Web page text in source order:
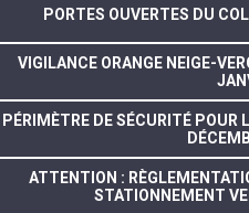
PORTES OUVERTES DU
VIGILANCE ORANGE NEIGE-
PÉRIMÈTRE DE SÉCURITÉ POUR
ATTENTION :
STATIONNEMENT